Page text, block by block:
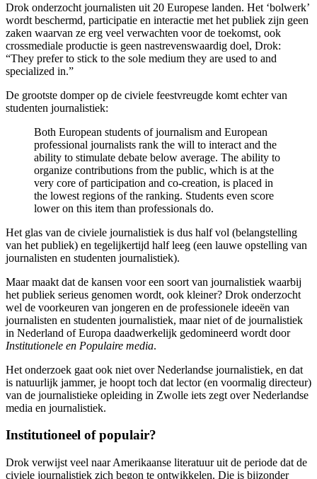
Drok onderzocht journalisten uit 20 Europese landen. Het ‘bolwerk’
wordt beschermd, participatie en interactie met het publiek zijn geen
zaken waarvan ze erg veel verwachten voor de toekomst, ook
crossmediale productie is geen nastrevenswaardig doel, Drok:
“They prefer to stick to the sole medium they are used to and
specialized in.”
De grootste domper op de civiele feestvreugde komt echter van
studenten journalistiek:
Both European students of journalism and European
professional journalists rank the will to interact and the
ability to stimulate debate below average. The ability to
organize contributions from the public, which is at the
very core of participation and co-creation, is placed in
the lowest regions of the ranking. Students even score
lower on this item than professionals do.
Het glas van de civiele journalistiek is dus half vol (belangstelling
van het publiek) en tegelijkertijd half leeg (een lauwe opstelling van
journalisten en studenten journalistiek).
Maar maakt dat de kansen voor een soort van journalistiek waarbij
het publiek serieus genomen wordt, ook kleiner? Drok onderzocht
wel de voorkeuren van jongeren en de professionele ideeën van
journalisten en studenten journalistiek, maar niet of de journalistiek
in Nederland of Europa daadwerkelijk gedomineerd wordt door
Institutionele en Populaire media.
Het onderzoek gaat ook niet over Nederlandse journalistiek, en dat
is natuurlijk jammer, je hoopt toch dat lector (en voormalig directeur)
van de journalistieke opleiding in Zwolle iets zegt over Nederlandse
media en journalistiek.
Institutioneel of populair?
Drok verwijst veel naar Amerikaanse literatuur uit de periode dat de
civiele journalistiek zich begon te ontwikkelen. Die is bijzonder